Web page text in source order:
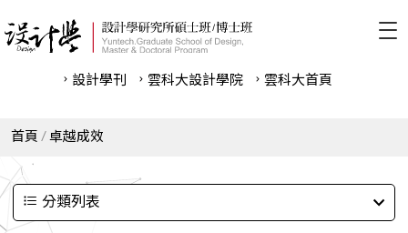
設計學刊 雲科⼤設計學院 雲科⼤首頁
首頁 卓越成效
分類列表